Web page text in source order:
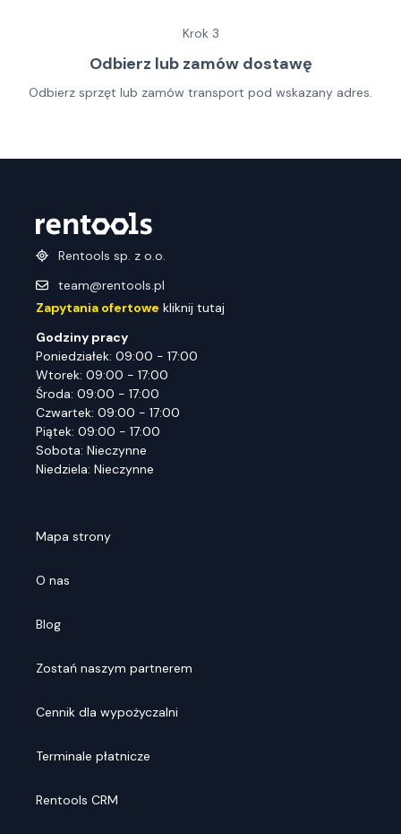
Krok 3
Odbierz lub zamów dostawę
Odbierz sprzęt lub zamów transport pod wskazany adres.
Rentools sp. z o.o.
team@rentools.pl
Zapytania ofertowe kliknij tutaj
Godziny pracy
Poniedziałek: 09:00 - 17:00
Wtorek: 09:00 - 17:00
Środa: 09:00 - 17:00
Czwartek: 09:00 - 17:00
Piątek: 09:00 - 17:00
Sobota: Nieczynne
Niedziela: Nieczynne
Mapa strony
O nas
Blog
Zostań naszym partnerem
Cennik dla wypożyczalni
Terminale płatnicze
Rentools CRM